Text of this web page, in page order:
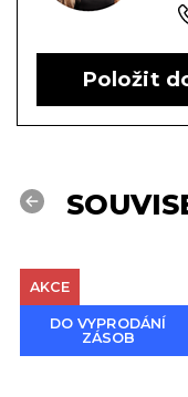
Položit
Previous
AKCE
DO VYPRODÁNÍ
ZÁSOB